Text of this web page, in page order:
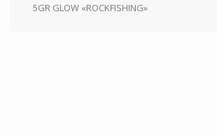
5GR GLOW «ROCKFISHING»